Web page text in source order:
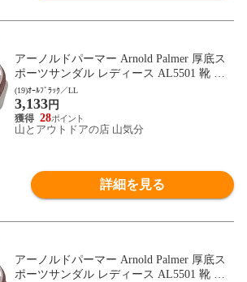
アーノルドパーマー Arnold Palmer 厚底ス
ポーツサンダル レディース AL5501 靴 シ
ューズ ストラップ ベルクロ キャンプ レジ
ャー 通勤 通学 デイリー トラベル 女性 フ
ットウェア AL5501 オｰルブラック
(19)ｵｰﾙﾌﾞﾗｯｸ／LL
3,133円
28
山とアウトドアの店 山気分
詳細を見る
アーノルドパーマー Arnold Palmer 厚底ス
ポーツサンダル レディース AL5501 靴 シ